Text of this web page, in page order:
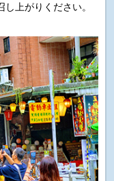
上がりください。